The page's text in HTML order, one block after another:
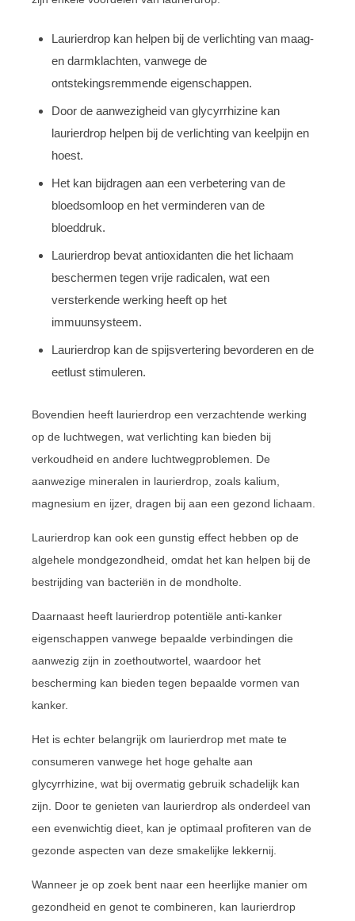
Laurierdrop kan helpen bij de verlichting van maag-
en darmklachten, vanwege de
ontstekingsremmende eigenschappen.
Door de aanwezigheid van glycyrrhizine kan
laurierdrop helpen bij de verlichting van keelpijn en
hoest.
Het kan bijdragen aan een verbetering van de
bloedsomloop en het verminderen van de
bloeddruk.
Laurierdrop bevat antioxidanten die het lichaam
beschermen tegen vrije radicalen, wat een
versterkende werking heeft op het
immuunsysteem.
Laurierdrop kan de spijsvertering bevorderen en de
eetlust stimuleren.
Bovendien heeft laurierdrop een verzachtende werking
op de luchtwegen, wat verlichting kan bieden bij
verkoudheid en andere luchtwegproblemen. De
aanwezige mineralen in laurierdrop, zoals kalium,
magnesium en ijzer, dragen bij aan een gezond lichaam.
Laurierdrop kan ook een gunstig effect hebben op de
algehele mondgezondheid, omdat het kan helpen bij de
bestrijding van bacteriën in de mondholte.
Daarnaast heeft laurierdrop potentiële anti-kanker
eigenschappen vanwege bepaalde verbindingen die
aanwezig zijn in zoethoutwortel, waardoor het
bescherming kan bieden tegen bepaalde vormen van
kanker.
Het is echter belangrijk om laurierdrop met mate te
consumeren vanwege het hoge gehalte aan
glycyrrhizine, wat bij overmatig gebruik schadelijk kan
zijn. Door te genieten van laurierdrop als onderdeel van
een evenwichtig dieet, kan je optimaal profiteren van de
gezonde aspecten van deze smakelijke lekkernij.
Wanneer je op zoek bent naar een heerlijke manier om
gezondheid en genot te combineren, kan laurierdrop